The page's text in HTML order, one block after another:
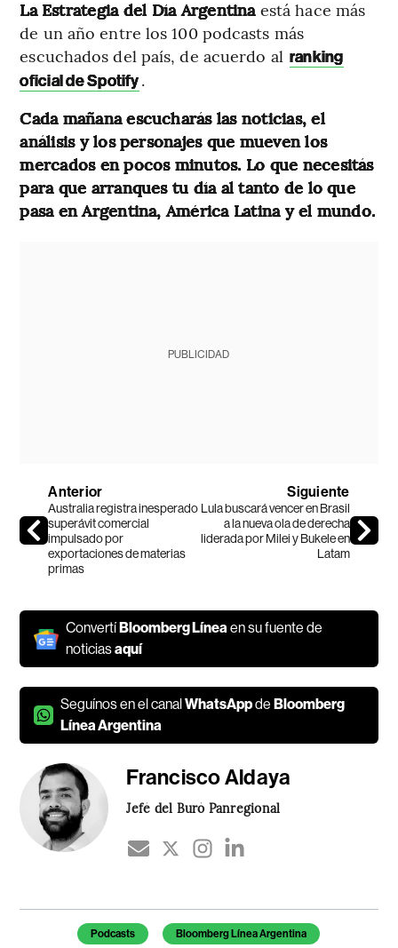
La Estrategia del Día Argentinaestá hace más
de un año entre los 100 podcasts más
escuchados del país, de acuerdo al ranking
oficial de Spotify.
Cada mañana escucharás las noticias, el
análisis y los personajes que mueven los
mercados en pocos minutos. Lo que necesitás
para que arranques tu día al tanto de lo que
pasa en Argentina, América Latina y el mundo.
PUBLICIDAD
Anterior
Australia registra inesperado
superávit comercial
impulsado por
exportaciones de materias
primas
Siguiente
Lula buscará vencer en Brasil
a la nueva ola de derecha
liderada por Milei y Bukele en
Latam
Convertí Bloomberg Líneaen su fuente de
noticiasaquí
Seguínos en el canalWhatsAppde Bloomberg
Línea Argentina
Francisco Aldaya
Jefé del Buró Panregional
Temas de este artículo
Podcasts Bloomberg Línea Argentina